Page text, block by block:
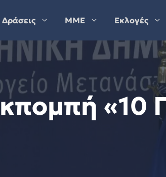
Δράσεις ΜΜΕ Εκλογές
«10